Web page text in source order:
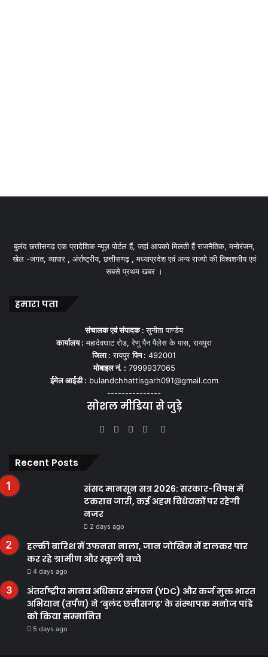
बुलंद छत्तीसगढ़ एक प्रादेशिक न्यूज़ पोर्टल हैं, जहां आपको मिलती हैं राजनैतिक, मनोरंजन,
खेल -जगत, व्यापार , अंर्राष्ट्रीय, छत्तीसगढ़ , मध्याप्रदेश एवं अन्य राज्यो की विश्वशनीय एवं
सबसे प्रथम खबर ।
हमारा पता
संचालक एवं संपादक :सुनीता पाण्डेय
कार्यालय : महादेवघाट रोड, रेणु पैन पैलेस के पास, रायपुरा
जिला : रायपुरपिन : 492001
मोबाइल नं. : 7999937065
ईमेल आईडी : bulandchhattisgarh091@gmail.com
---------------
सोशल मीडिया से जुड़े
Facebook
TwitterYouTubeInstagram
WhatsApp
Recent Posts
संसद मानसून सत्र 2026: सरकार-विपक्ष में
टकराव जारी, कई अहम विधेयकों पर रहेगी
नजर
2 days ago
हल्की बारिश में उफनता नाला, जान जोखिम में डालकर पार
कर रहे ग्रामीण और स्कूली बच्चे
4 days ago
अंतर्राष्ट्रीय मानव अधिकार संगठन (YDC) और कर्ज मुक्त भारत
अभियान (तर्पण) ने ‘बुलंद छत्तीसगढ़’ के संस्थापक मनोज पांडे
को किया सम्मानित
5 days ago